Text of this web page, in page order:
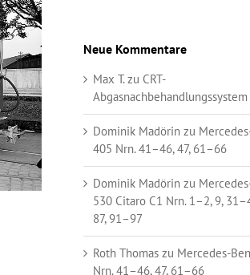
Neue Kommentare
Max T.zu CRT-
Abgasnachbehandlungssystem
Dominik Madörin zu
405 Nrn. 41–46, 47, 61–66
Dominik Madörin zu
530 Citaro C1 Nrn. 1–2, 9,
87, 91–97
Roth Thomas zu Mercedes-
Nrn. 41–46, 47, 61–66